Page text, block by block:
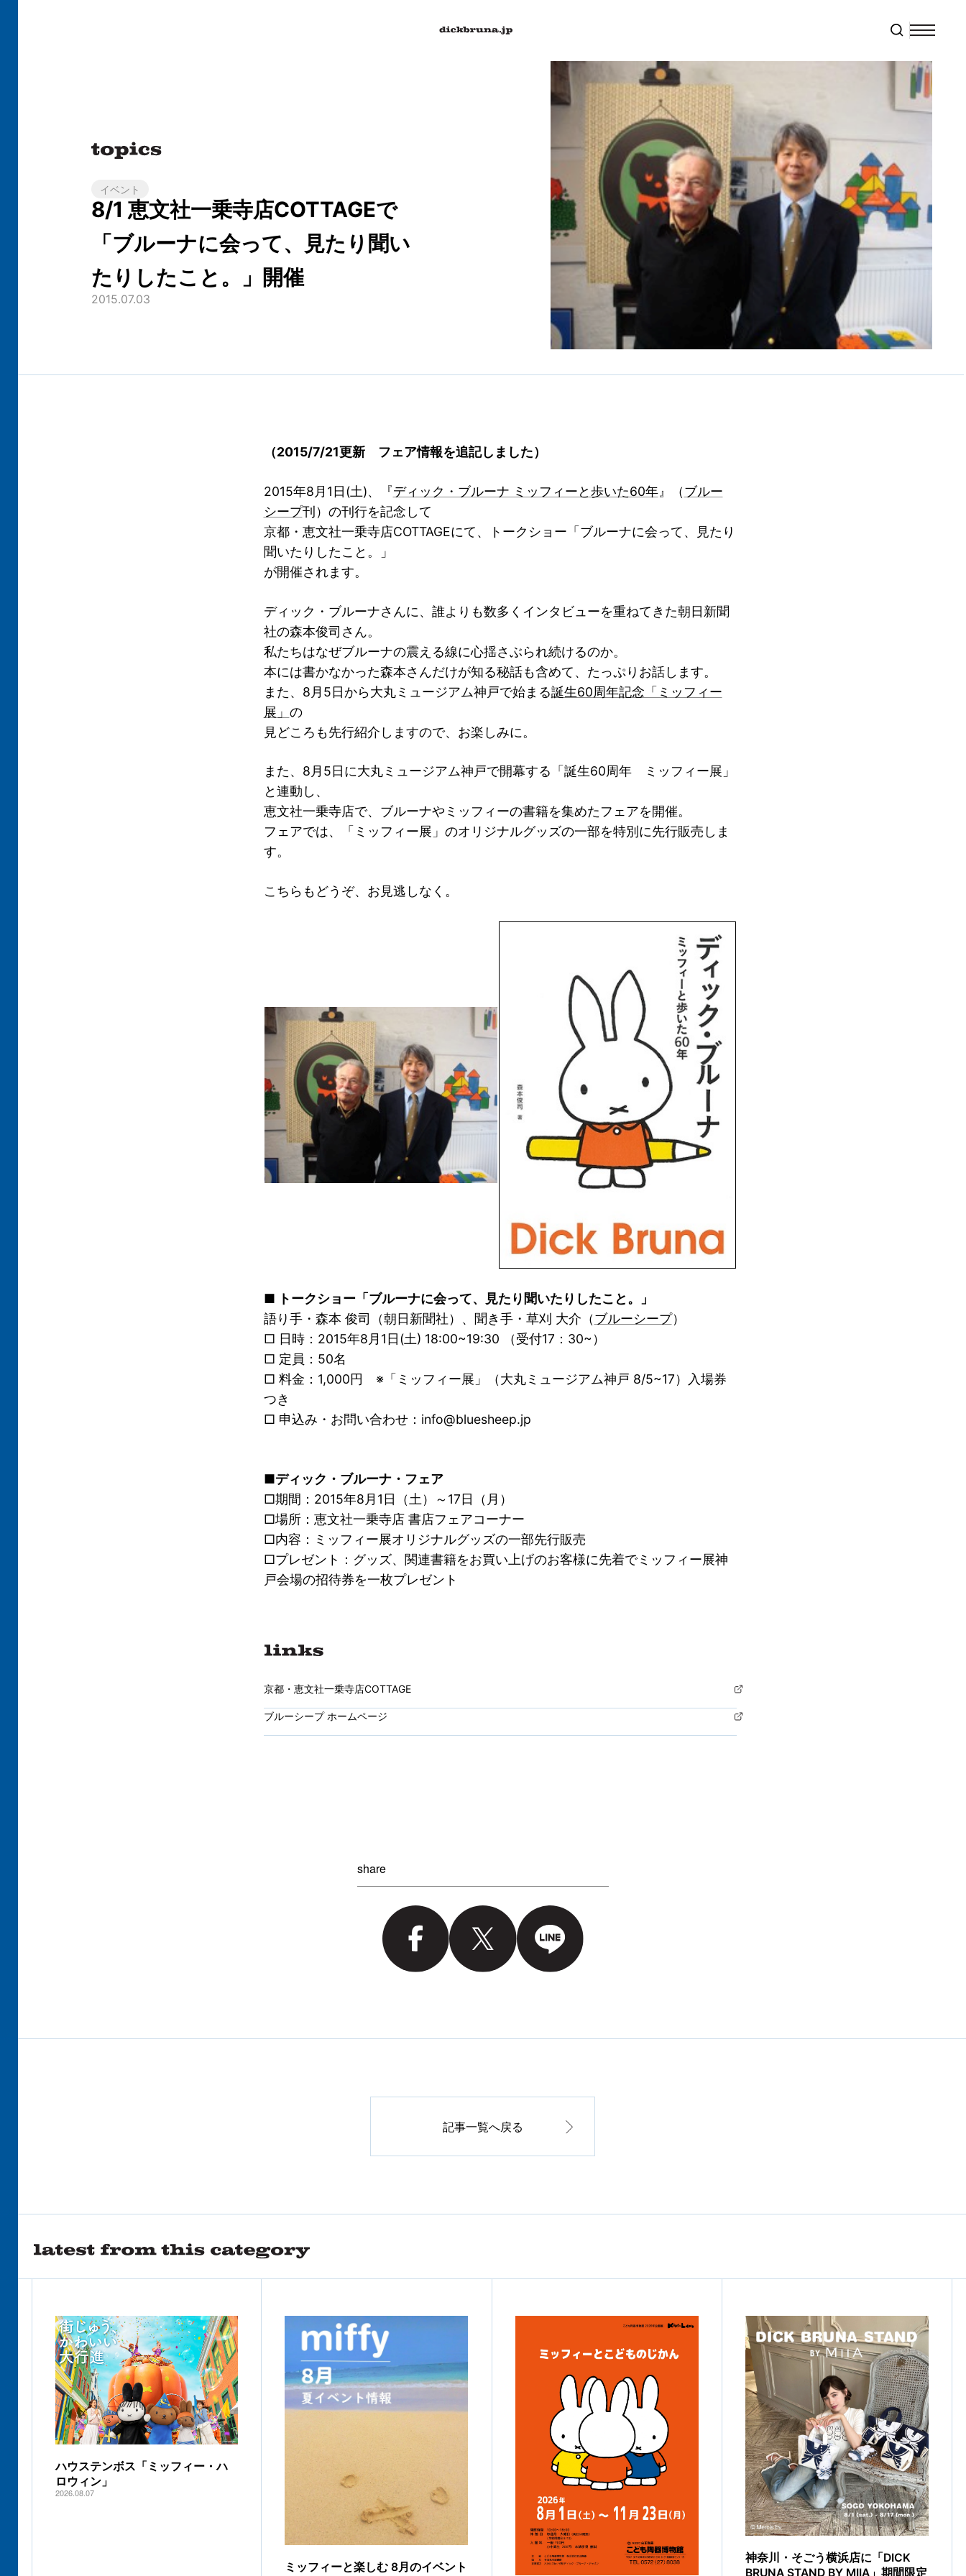
イベント
8/1 恵文社一乗寺店COTTAGEで
「ブルーナに会って、見たり聞い
たりしたこと。」開催
2015.07.03
（2015/7/21更新 フェア情報を追記しました）
2015年8月1日(土)、『ディック・ブルーナ ミッフィーと歩いた60年』（ブルー
シープ刊）の刊行を記念して
京都・恵文社一乗寺店COTTAGEにて、トークショー「ブルーナに会って、見たり
聞いたりしたこと。」
が開催されます。
ディック・ブルーナさんに、誰よりも数多くインタビューを重ねてきた朝日新聞
社の森本俊司さん。
私たちはなぜブルーナの震える線に心揺さぶられ続けるのか。
本には書かなかった森本さんだけが知る秘話も含めて、たっぷりお話します。
また、8月5日から大丸ミュージアム神戸で始まる誕生60周年記念「ミッフィー
展」 の
見どころも先行紹介しますので、お楽しみに。
また、8月5日に大丸ミュージアム神戸で開幕する「誕生60周年 ミッフィー展」
と連動し、
恵文社一乗寺店で、ブルーナやミッフィーの書籍を集めたフェアを開催。
フェアでは、「ミッフィー展」のオリジナルグッズの一部を特別に先行販売しま
す。
こちらもどうぞ、お見逃しなく。
■ トークショー「ブルーナに会って、見たり聞いたりしたこと。」
語り手・森本 俊司（朝日新聞社）、聞き手・草刈 大介（ブルーシープ）
□ 日時：2015年8月1日(土) 18:00~19:30 （受付17：30~）
□ 定員：50名
□ 料金：1,000円 ※「ミッフィー展」（大丸ミュージアム神戸 8/5~17）入場券
つき
□ 申込み・お問い合わせ：info@bluesheep.jp
■ディック・ブルーナ・フェア
□期間： 2015年8月1日（土）～17日（月）
□場所：恵文社一乗寺店 書店フェアコーナー
□内容：ミッフィー展オリジナルグッズの一部先行販売
□プレゼント：グッズ、関連書籍をお買い上げのお客様に先着でミッフィー展神
戸会場の招待券を一枚プレゼント
京都・恵文社一乗寺店COTTAGE
ブルーシープ ホームページ
share
記事一覧へ戻る
ハウステンボス「ミッフィー・ハ
ロウィン」
2026.08.07
ミッフィーと楽しむ 8月のイベント
神奈川・そごう横浜店に「DICK
BRUNA STAND BY MIIA」期間限定